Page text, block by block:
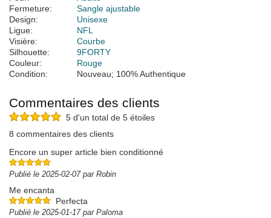
Fermeture:
Sangle ajustable
Design:
Unisexe
Ligue:
NFL
Visière:
Courbe
Silhouette:
9FORTY
Couleur:
Rouge
Condition:
Nouveau; 100% Authentique
Commentaires des clients
5 d'un total de 5 étoiles
8 commentaires des clients
Encore un super article bien conditionné
Publié le 2025-02-07 par Robin
Me encanta
Perfecta
Publié le 2025-01-17 par Paloma